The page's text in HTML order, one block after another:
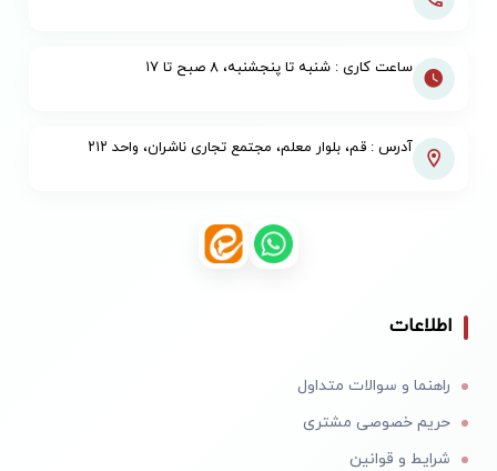
ساعت کاری : شنبه تا پنجشنبه، ۸ صبح تا ۱۷
آدرس : قم، بلوار معلم، مجتمع تجاری ناشران، واحد ۲۱۲
اطلاعات
راهنما و سوالات متداول
حریم خصوصی مشتری
شرایط و قوانین